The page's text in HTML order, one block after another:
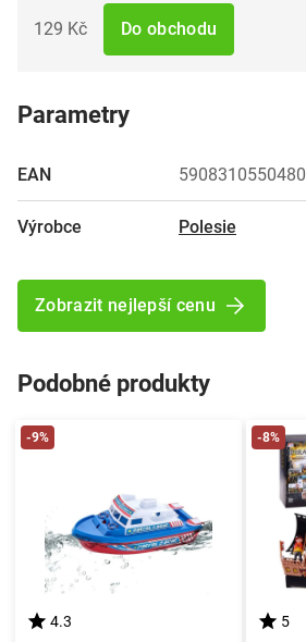
129 Kč Do obchodu
Parametry
EAN 5908310550480
Výrobce Polesie
Zobrazit nejlepší cenu
Podobné produkty
-9%
4.3
-8%
5